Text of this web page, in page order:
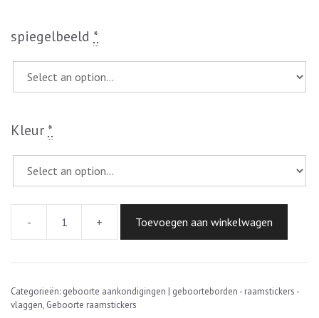
spiegelbeeld *
Kleur *
-
raamsticker
voetjes
+ Toevoegen aan winkelwagen
Categorieën: geboorte aankondigingen | geboorteborden - raamstickers -
vlaggen, Geboorte raamstickers